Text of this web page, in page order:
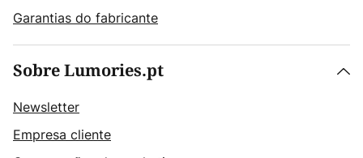
Garantias do fabricante
Sobre Lumories.pt
Newsletter
Empresa cliente